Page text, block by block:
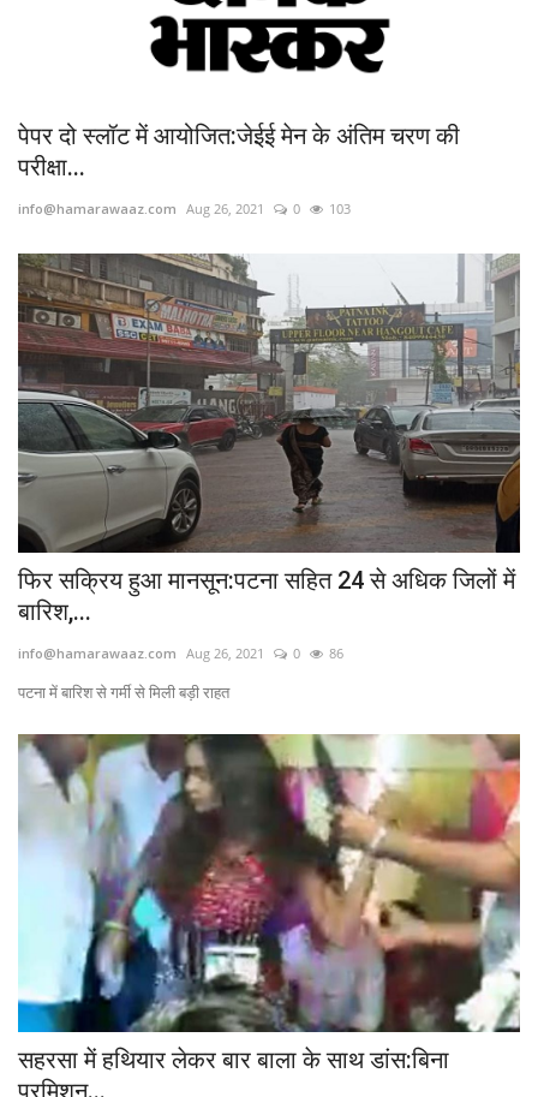
पेपर दो स्लॉट में आयोजित:जेईई मेन के अंतिम चरण की
परीक्षा...
info@hamarawaaz.com Aug 26, 2021 0 103
फिर सक्रिय हुआ मानसून:पटना सहित 24 से अधिक जिलों में
बारिश,...
info@hamarawaaz.com Aug 26, 2021 0 86
पटना में बारिश से गर्मी से मिली बड़ी राहत
सहरसा में हथियार लेकर बार बाला के साथ डांस:बिना
परमिशन...